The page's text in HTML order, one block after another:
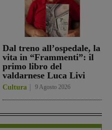
Dal treno all’ospedale, la
vita in “Frammenti”: il
primo libro del
valdarnese Luca Livi
Cultura 9 Agosto 2026